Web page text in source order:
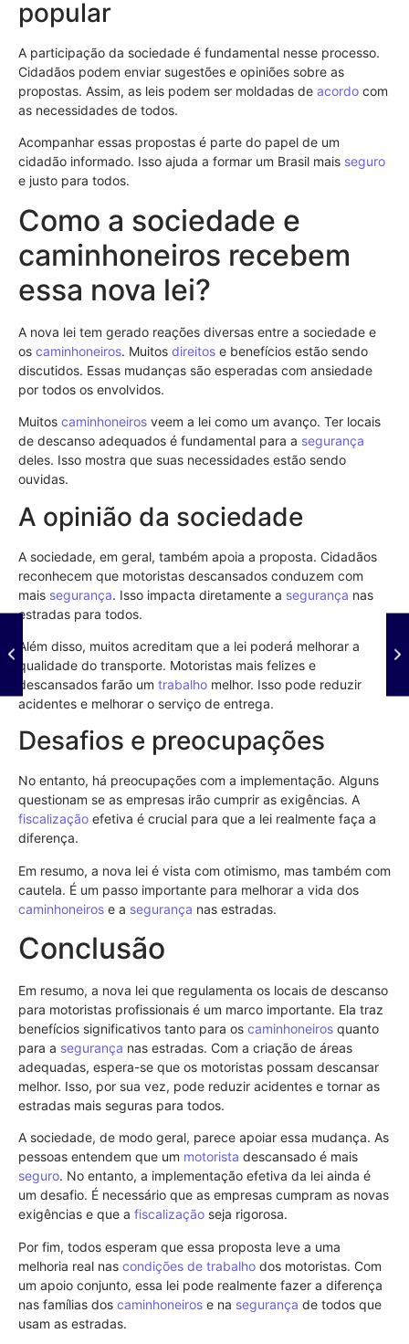
popular
A participação da sociedade é fundamental nesse processo.
Cidadãos podem enviar sugestões e opiniões sobre as
propostas. Assim, as leis podem ser moldadas de acordo com
as necessidades de todos.
Acompanhar essas propostas é parte do papel de um
cidadão informado. Isso ajuda a formar um Brasil mais seguro
e justo para todos.
Como a sociedade e
caminhoneiros recebem
essa nova lei?
A nova lei tem gerado reações diversas entre a sociedade e
os caminhoneiros. Muitos direitos e benefícios estão sendo
discutidos. Essas mudanças são esperadas com ansiedade
por todos os envolvidos.
Muitos caminhoneiros veem a lei como um avanço. Ter locais
de descanso adequados é fundamental para a segurança
deles. Isso mostra que suas necessidades estão sendo
ouvidas.
A opinião da sociedade
A sociedade, em geral, também apoia a proposta. Cidadãos
reconhecem que motoristas descansados conduzem com
mais segurança. Isso impacta diretamente a segurança nas
estradas para todos.
Além disso, muitos acreditam que a lei poderá melhorar a
qualidade do transporte. Motoristas mais felizes e
descansados farão um trabalho melhor. Isso pode reduzir
acidentes e melhorar o serviço de entrega.
Desafios e preocupações
No entanto, há preocupações com a implementação. Alguns
questionam se as empresas irão cumprir as exigências. A
fiscalização efetiva é crucial para que a lei realmente faça a
diferença.
Em resumo, a nova lei é vista com otimismo, mas também com
cautela. É um passo importante para melhorar a vida dos
caminhoneiros e a segurança nas estradas.
Conclusão
Em resumo, a nova lei que regulamenta os locais de descanso
para motoristas profissionais é um marco importante. Ela traz
benefícios significativos tanto para os caminhoneiros quanto
para a segurança nas estradas. Com a criação de áreas
adequadas, espera-se que os motoristas possam descansar
melhor. Isso, por sua vez, pode reduzir acidentes e tornar as
estradas mais seguras para todos.
A sociedade, de modo geral, parece apoiar essa mudança. As
pessoas entendem que um motorista descansado é mais
seguro. No entanto, a implementação efetiva da lei ainda é
um desafio. É necessário que as empresas cumpram as novas
exigências e que a fiscalização seja rigorosa.
Por fim, todos esperam que essa proposta leve a uma
melhoria real nas condições de trabalho dos motoristas. Com
um apoio conjunto, essa lei pode realmente fazer a diferença
nas famílias dos caminhoneiros e na segurança de todos que
usam as estradas.